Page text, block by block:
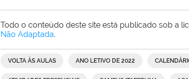
Todo o conteúdo deste site está publicado sob a
Não Adaptada.
VOLTA ÀS AULAS ANO LETIVO DE 2022